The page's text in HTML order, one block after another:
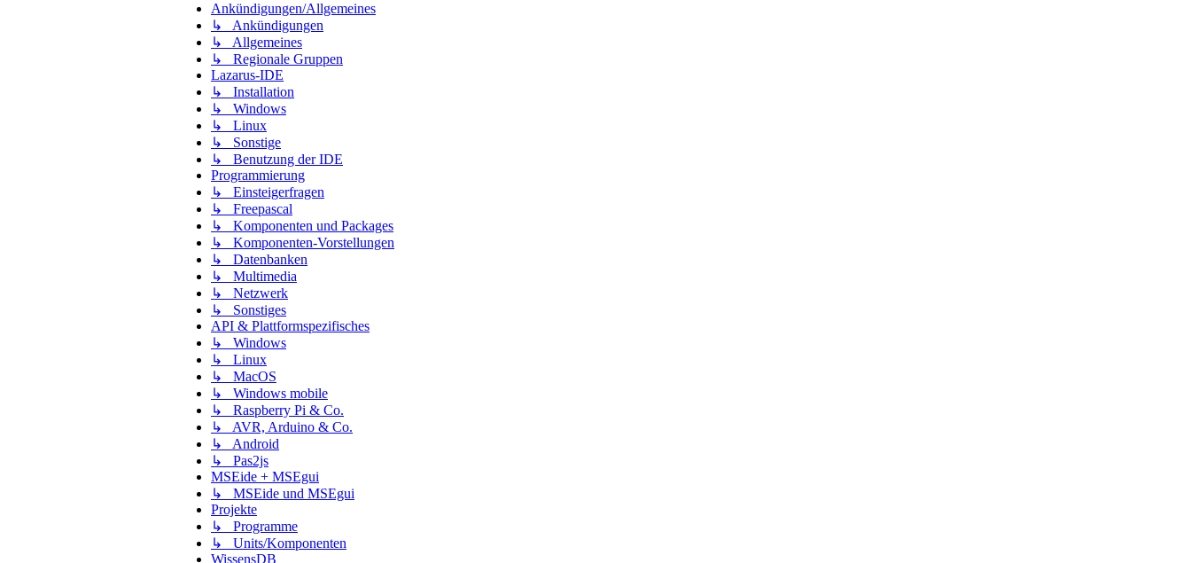
Ankündigungen/Allgemeines
↳ Ankündigungen
↳ Allgemeines
↳ Regionale Gruppen
Lazarus-IDE
↳ Installation
↳ Windows
↳ Linux
↳ Sonstige
↳ Benutzung der IDE
Programmierung
↳ Einsteigerfragen
↳ Freepascal
↳ Komponenten und Packages
↳ Komponenten-Vorstellungen
↳ Datenbanken
↳ Multimedia
↳ Netzwerk
↳ Sonstiges
API & Plattformspezifisches
↳ Windows
↳ Linux
↳ MacOS
↳ Windows mobile
↳ Raspberry Pi & Co.
↳ AVR, Arduino & Co.
↳ Android
↳ Pas2js
MSEide + MSEgui
↳ MSEide und MSEgui
Projekte
↳ Programme
↳ Units/Komponenten
WissensDB